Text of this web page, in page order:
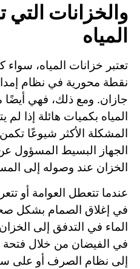
والخزانات
المياه
تعتبر خزانات المياه، سواء
نقطة محورية في نظام
جازان. ومع ذلك، فهي أيضًا
المياه بكميات هائلة إذا
المشكلة الأكثر شيوعًا
الجهاز البسيط المسؤول
الخزان عند وصوله إلى
عندما تتعطل العوامة أو
في إغلاق الصمام بشكل
الماء في التدفق إلى الخزان
في الفيضان من خلال فتحة
إلى نظام الصرف أو على